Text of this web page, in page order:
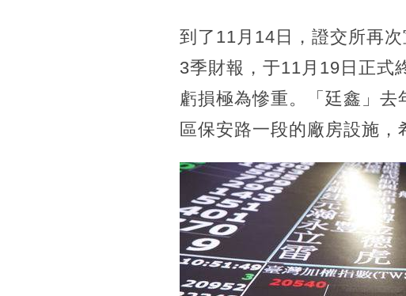
到了11月14日，證交所再
3季財報，于11月19日正式
虧損極為慘重。「廷鑫」
區保安路一段的廠房設施，